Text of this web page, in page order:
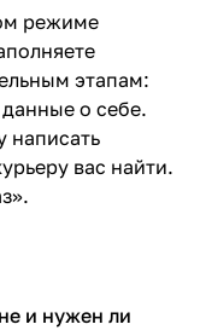
режиме
этапам:
о себе.
написать
вас найти.
и нужен ли